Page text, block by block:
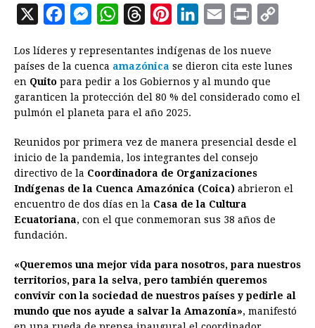
X
c
e
b
o
o
k
M
s
s
e
n
g
e
r
W
a
t
s
A
p
p
r
e
a
d
s
n
t
e
r
e
s
n
k
e
I
n
a
i
l
i
n
t
L
n
Los líderes y representantes indígenas de los nueve
países de la cuenca amazónica se dieron cita este lunes
en Quito para pedir a los Gobiernos y al mundo que
garanticen la protección del 80 % del considerado como el
pulmón el planeta para el año 2025.
Reunidos por primera vez de manera presencial desde el
inicio de la pandemia, los integrantes del consejo
directivo de la Coordinadora de Organizaciones
Indígenas de la Cuenca Amazónica (Coica) abrieron el
encuentro de dos días en la Casa de la Cultura
Ecuatoriana, con el que conmemoran sus 38 años de
fundación.
«Queremos una mejor vida para nosotros, para nuestros
territorios, para la selva, pero también queremos
convivir con la sociedad de nuestros países y pedirle al
mundo que nos ayude a salvar la Amazonía», manifestó